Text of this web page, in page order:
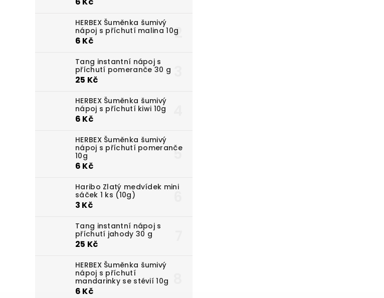
HERBEX Šuměnka šumivý
nápoj s příchutí malina 10g
6 Kč
Tang instantní nápoj s
příchutí pomeranče 30 g
25 Kč
HERBEX Šuměnka šumivý
nápoj s příchutí kiwi 10g
6 Kč
HERBEX Šuměnka šumivý
nápoj s příchutí pomeranče
10g
6 Kč
Haribo Zlatý medvídek mini
sáček 1 ks (10g)
3 Kč
Tang instantní nápoj s
příchutí jahody 30 g
25 Kč
HERBEX Šuměnka šumivý
nápoj s příchutí
mandarinky se stévií 10g
6 Kč